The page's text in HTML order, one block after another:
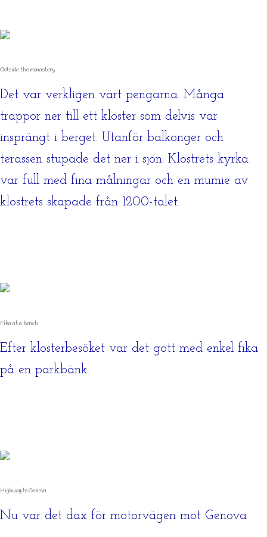
Outside the monastery
Det var verkligen värt pengarna. Många
trappor ner till ett kloster som delvis var
insprängt i berget. Utanför balkonger och
terassen stupade det ner i sjön. Klostrets kyrka
var full med fina målningar och en mumie av
klostrets skapade från 1200-talet.
Fika at a bench
Efter klosterbesöket var det gott med enkel fika
på en parkbänk.
Highway to Genova
Nu var det dax för motorvägen mot Genova